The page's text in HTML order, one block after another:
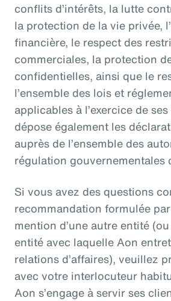
conflits d’intérêts, la lutte
la protection de la vie privée,
financière, le respect des
commerciales, la protection
confidentielles, ainsi que le
l’ensemble des lois et
applicables à l’exercice de
dépose également les
auprès de l’ensemble des
régulation gouvernementales
Si vous avez des questions
recommandation formulée
mention d’une autre entité
entité avec laquelle Aon
relations d’affaires), veuillez
avec votre interlocuteur
Aon s’engage à servir ses